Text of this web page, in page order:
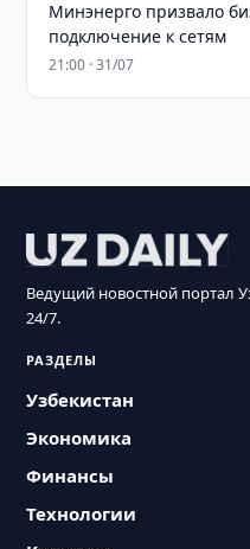
Минэнерго призвало
подключение к сетям
21:00 · 31/07
Ведущий новостной портал
24/7.
РАЗДЕЛЫ
Узбекистан
Экономика
Финансы
Технологии